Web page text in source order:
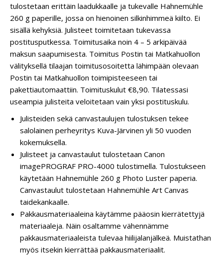
tulostetaan erittäin laadukkaalle ja tukevalle Hahnemühle
260 g paperille, jossa on hienoinen silkinhimmeä kiilto. Ei
sisällä kehyksiä. Julisteet toimitetaan tukevassa
postitusputkessa. Toimitusaika noin 4 – 5 arkipäivää
maksun saapumisesta. Toimitus Postin tai Matkahuollon
välityksellä tilaajan toimitusosoitetta lähimpään olevaan
Postin tai Matkahuollon toimipisteeseen tai
pakettiautomaattiin. Toimituskulut €8,90. Tilatessasi
useampia julisteita veloitetaan vain yksi postituskulu.
Julisteiden sekä canvastaulujen tulostuksen tekee
salolainen perheyritys Kuva-Järvinen yli 50 vuoden
kokemuksella.
Julisteet ja canvastaulut tulostetaan Canon
imagePROGRAF PRO-4000 tulostimella. Tulostukseen
käytetään Hahnemühle 260 g Photo Luster paperia.
Canvastaulut tulostetaan Hahnemühle Art Canvas
taidekankaalle.
Pakkausmateriaaleina käytämme pääosin kierrätettyjä
materiaaleja. Näin osaltamme vähennämme
pakkausmateriaaleista tulevaa hiilijalanjälkeä. Muistathan
myös itsekin kierrättää pakkausmateriaalit.